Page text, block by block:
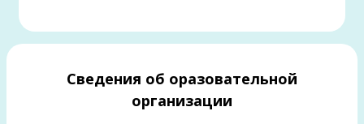
Сведения об оразовательной
организации